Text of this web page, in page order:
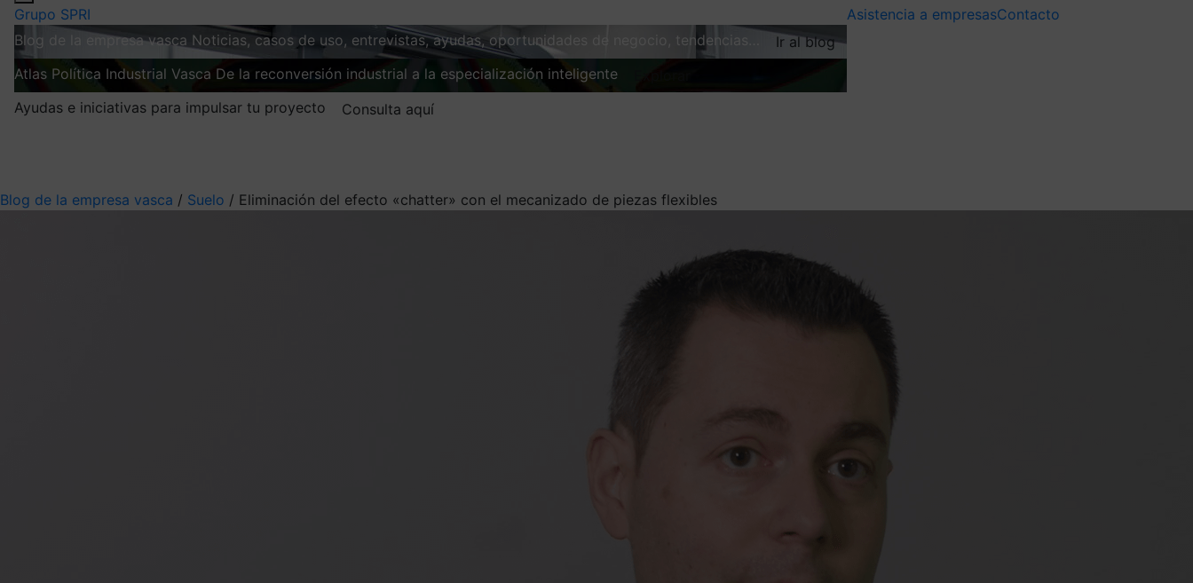
Grupo SPRI
Blog de la empresa vasca Noticias, casos de uso, entrevistas, ayudas, oportunidades de negocio, tendencias…
Ir al blog
Atlas Política Industrial Vasca De la reconversión industrial a la especialización inteligente
Ayudas e iniciativas para impulsar tu proyecto
Consulta aquí
Asistencia a empresasContacto
Blog de la empresa vasca / Suelo / Eliminación del efecto «chatter» con el mecanizado de piezas flexibles